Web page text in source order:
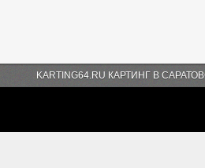
KARTING64.RU КАРТИНГ В